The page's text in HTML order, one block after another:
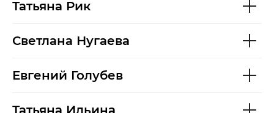
Татьяна Рик
Светлана Нугаева
Евгений Голубев
Татьяна Ильина